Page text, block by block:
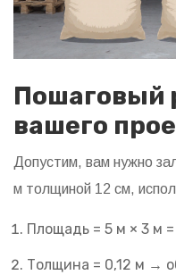
Пошаговый
вашего
Допустим, вам нужно
м толщиной 12 см,
Площадь = 5 м × 3 м =
Толщина = 0,12 м →